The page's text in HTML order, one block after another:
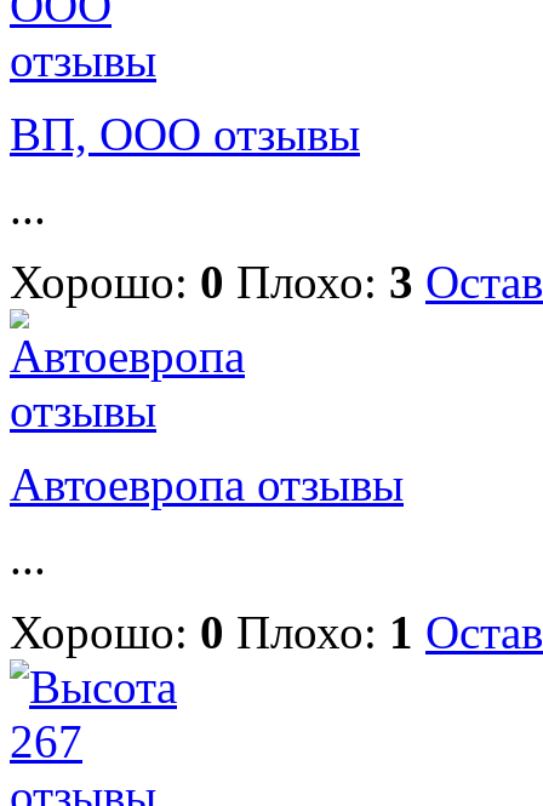
ВП, ООО отзывы
...
Хорошо: 0 Плохо: 3
Автоевропа отзывы
...
Хорошо: 0 Плохо: 1